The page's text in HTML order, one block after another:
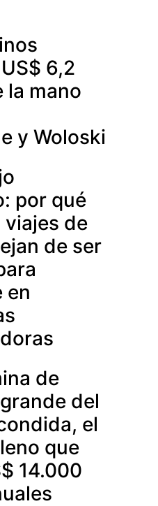
6,2
la mano
y Woloski
por qué
viajes de
de ser
en
de
del
el
que
14.000